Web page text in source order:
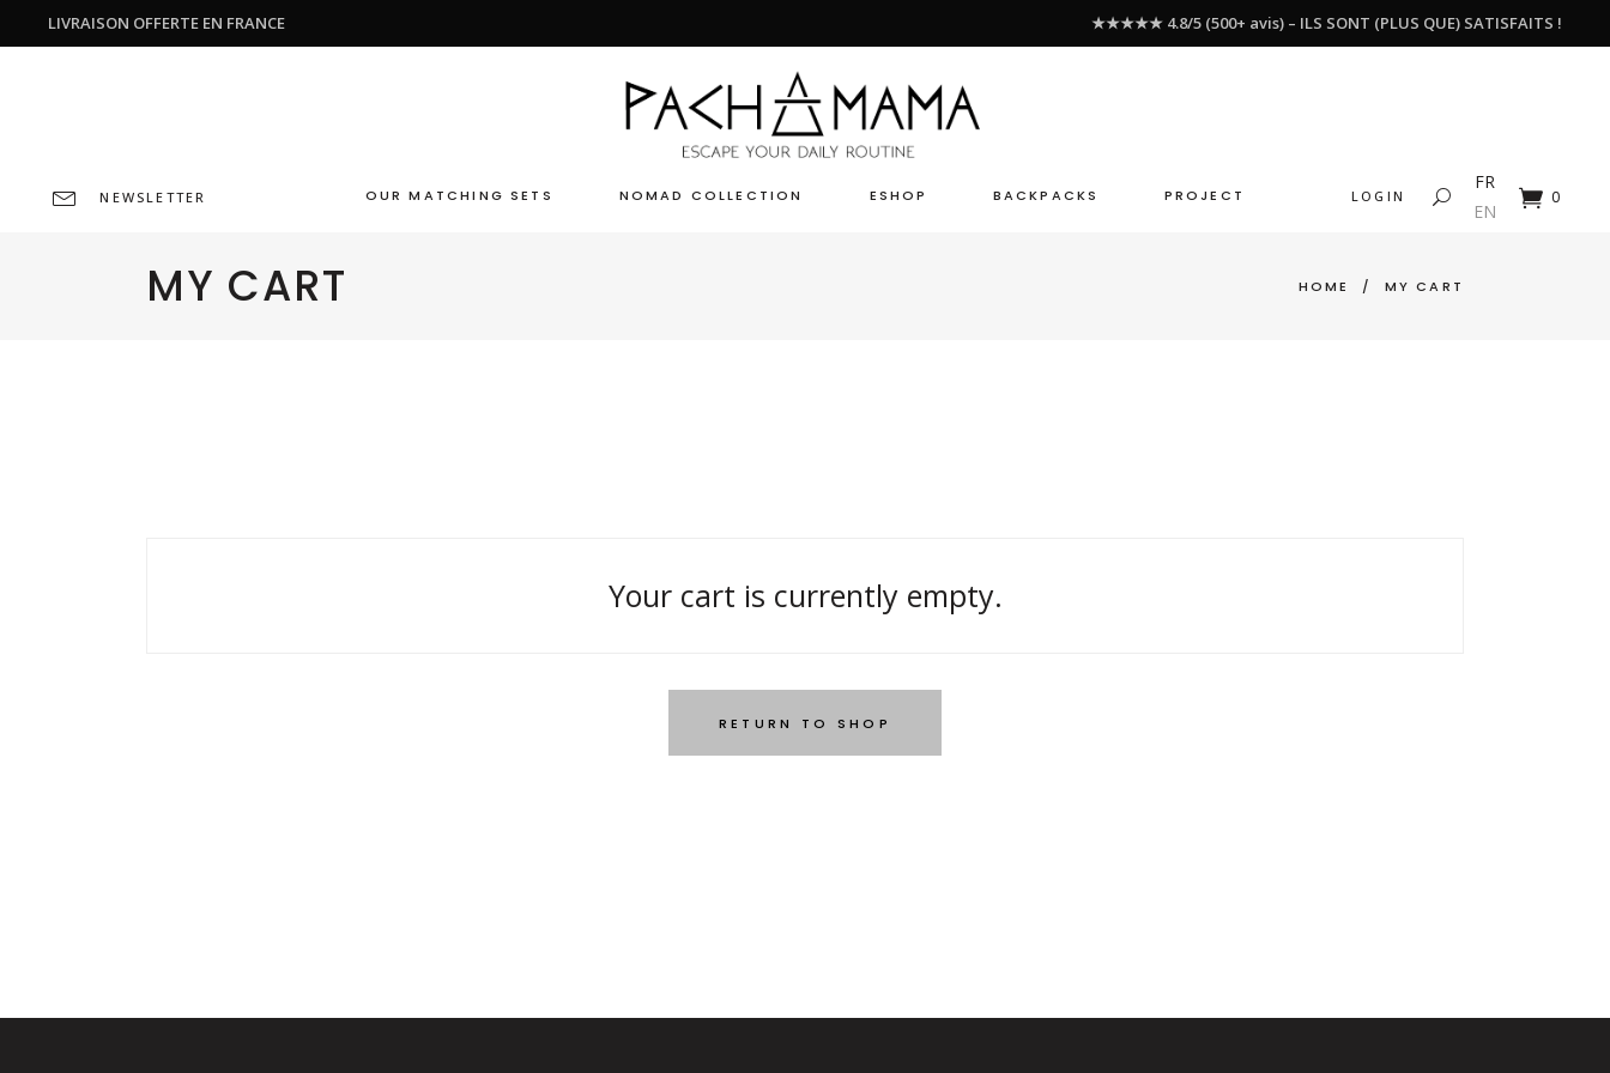
LIVRAISON OFFERTE EN FRANCE ★★★★★ 4.8/5 (500+ avis) – ILS SONT (PLUS QUE) SATISFAITS !
NEWSLETTER OUR MATCHING SETS NOMAD COLLECTION ESHOP BACKPACKS PROJECT LOGIN
FR
EN
0
MY CART HOME / MY CART
Your cart is currently empty.
RETURN TO SHOP